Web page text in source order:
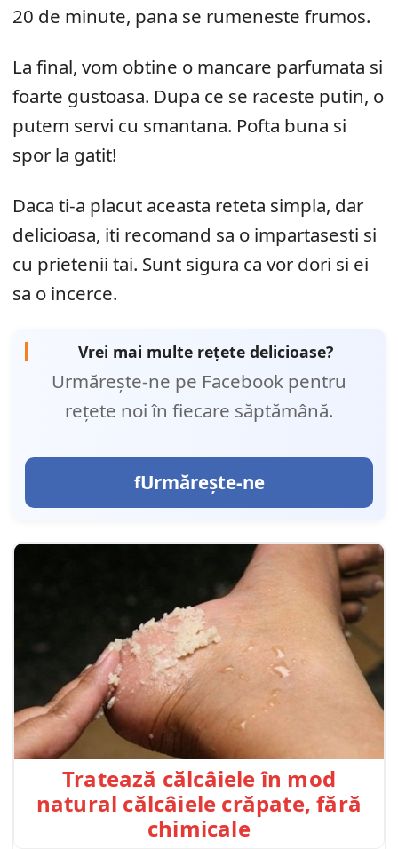
20 de minute, pana se rumeneste frumos.
La final, vom obtine o mancare parfumata si
foarte gustoasa. Dupa ce se raceste putin, o
putem servi cu smantana. Pofta buna si
spor la gatit!
Daca ti-a placut aceasta reteta simpla, dar
delicioasa, iti recomand sa o impartasesti si
cu prietenii tai. Sunt sigura ca vor dori si ei
sa o incerce.
Vrei mai multe rețete delicioase?
Urmărește-ne pe Facebook pentru
rețete noi în fiecare săptămână.
Urmărește-ne
Tratează călcâiele în mod
natural călcâiele crăpate, fără
chimicale